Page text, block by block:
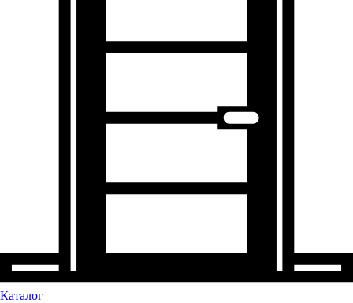
Каталог